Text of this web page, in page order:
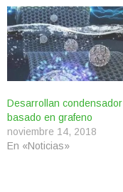
Desarrollan condensador
basado en grafeno
noviembre 14, 2018
En «Noticias»